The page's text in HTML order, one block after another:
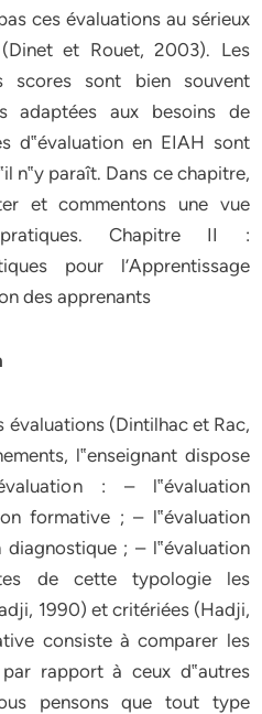
ces évaluations au sérieux
et Rouet, 2003). Les
scores sont bien souvent
adaptées aux besoins de
d‟évaluation en EIAH sont
n‟y paraît. Dans ce chapitre,
et commentons une vue
Chapitre II :
pour l’Apprentissage
des apprenants
évaluations (Dintilhac et Rac,
l‟enseignant dispose
: – l‟évaluation
formative ; – l‟évaluation
; – l‟évaluation
de cette typologie les
1990) et critériées (Hadji,
consiste à comparer les
rapport à ceux d‟autres
pensons que tout type